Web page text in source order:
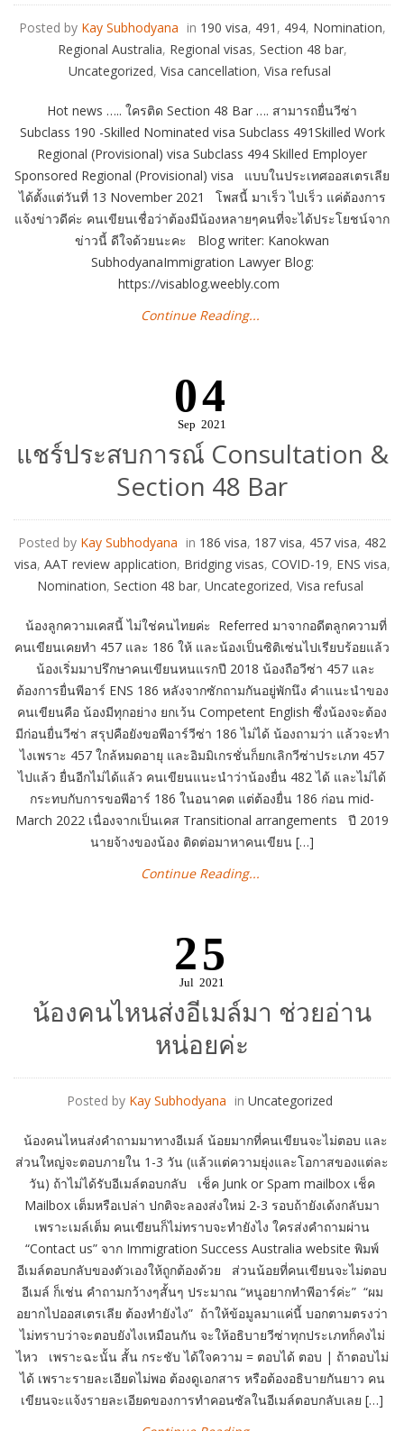
Posted by Kay Subhodyana in 190 visa, 491 , 494, Nomination,
Regional Australia, Regional visas, Section 48 bar,
Uncategorized, Visa cancellation, Visa refusal
Hot news ….. ใครติด Section 48 Bar …. สามารถยื่นวีซ่า
Subclass 190 -Skilled Nominated visa Subclass 491Skilled Work
Regional (Provisional) visa Subclass 494 Skilled Employer
Sponsored Regional (Provisional) visa แบบในประเทศออสเตรเลีย
ได้ตั้งแต่วันที่ 13 November 2021 โพสนี้ มาเร็ว ไปเร็ว แค่ต้องการ
แจ้งข่าวดีค่ะ คนเขียนเชื่อว่าต้องมีน้องหลายๆคนที่จะได้ประโยชน์จาก
ข่าวนี้ ดีใจด้วยนะคะ Blog writer: Kanokwan
SubhodyanaImmigration Lawyer Blog:
https://visablog.weebly.com
Continue Reading...
04
Sep 2021
แชร์ประสบการณ์ Consultation &
Section 48 Bar
Posted by Kay Subhodyana in 186 visa, 187 visa, 457 visa, 482
visa, AAT review application, Bridging visas, COVID-19, ENS visa,
Nomination, Section 48 bar, Uncategorized, Visa refusal
น้องลูกความเคสนี้ ไม่ใช่คนไทยค่ะ Referred มาจากอดีตลูกความที่
คนเขียนเคยทำ 457 และ 186 ให้ และน้องเป็นซิติเซ่นไปเรียบร้อยแล้ว
น้องเริ่มมาปรึกษาคนเขียนหนแรกปี 2018 น้องถือวีซ่า 457 และ
ต้องการยื่นพีอาร์ ENS 186 หลังจากซักถามกันอยู่พักนึง คำแนะนำของ
คนเขียนคือ น้องมีทุกอย่าง ยกเว้น Competent English ซึ่งน้องจะต้อง
มีก่อนยื่นวีซ่า สรุปคือยังขอพีอาร์วีซ่า 186 ไม่ได้ น้องถามว่า แล้วจะทำ
ไงเพราะ 457 ใกล้หมดอายุ และอิมมิเกรชั่นก็ยกเลิกวีซ่าประเภท 457
ไปแล้ว ยื่นอีกไม่ได้แล้ว คนเขียนแนะนำว่าน้องยื่น 482 ได้ และไม่ได้
กระทบกับการขอพีอาร์ 186 ในอนาคต แต่ต้องยื่น 186 ก่อน mid-
March 2022 เนื่องจากเป็นเคส Transitional arrangements ปี 2019
นายจ้างของน้อง ติดต่อมาหาคนเขียน […]
Continue Reading...
25
Jul 2021
น้องคนไหนส่งอีเมล์มา ช่วยอ่าน
หน่อยค่ะ
Posted by Kay Subhodyana in Uncategorized
น้องคนไหนส่งคำถามมาทางอีเมล์ น้อยมากที่คนเขียนจะไม่ตอบ และ
ส่วนใหญ่จะตอบภายใน 1-3 วัน (แล้วแต่ความยุ่งและโอกาสของแต่ละ
วัน) ถ้าไม่ได้รับอีเมล์ตอบกลับ เช็ค Junk or Spam mailbox เช็ค
Mailbox เต็มหรือเปล่า ปกติจะลองส่งใหม่ 2-3 รอบถ้ายังเด้งกลับมา
เพราะเมล์เต็ม คนเขียนก็ไม่ทราบจะทำยังไง ใครส่งคำถามผ่าน
“Contact us” จาก Immigration Success Australia website พิมพ์
อีเมล์ตอบกลับของตัวเองให้ถูกต้องด้วย ส่วนน้อยที่คนเขียนจะไม่ตอบ
อีเมล์ ก็เช่น คำถามกว้างๆสั้นๆ ประมาณ “หนูอยากทำพีอาร์ค่ะ” “ผม
อยากไปออสเตรเลีย ต้องทำยังไง” ถ้าให้ข้อมูลมาแค่นี้ บอกตามตรงว่า
ไม่ทราบว่าจะตอบยังไงเหมือนกัน จะให้อธิบายวีซ่าทุกประเภทก็คงไม่
ไหว เพราะฉะนั้น สั้น กระชับ ได้ใจความ = ตอบได้ ตอบ | ถ้าตอบไม่
ได้ เพราะรายละเอียดไม่พอ ต้องดูเอกสาร หรือต้องอธิบายกันยาว คน
เขียนจะแจ้งรายละเอียดของการทำคอนซัลในอีเมล์ตอบกลับเลย […]